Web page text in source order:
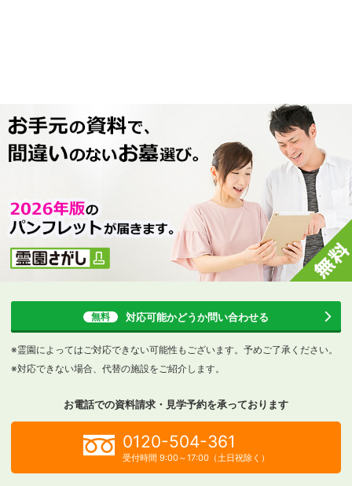
無料 対応可能かどうか問い合わせる
※霊園によってはご対応できない可能性もございます。予めご了承ください。
※対応できない場合、代替の施設をご紹介します。
お電話での資料請求・見学予約を承っております
0120-504-361
受付時間 9:00～17:00（土日祝除く）